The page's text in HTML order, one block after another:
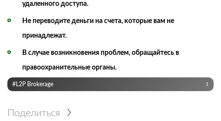
удаленного доступа.
Не переводите деньги на счета, которые вам не
принадлежат.
В случае возникновения проблем, обращайтесь в
правоохранительные органы.
#L2P Brokerage 1
Поделиться